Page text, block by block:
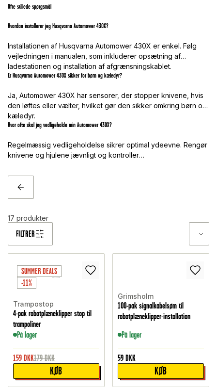
Ofte stillede spørgsmål
Hvordan installerer jeg Husqvarna Automower 430X?
Installationen af Husqvarna Automower 430X er enkel. Følg
vejledningen i manualen, som inkluderer opsætning af
ladestationen og installation af afgrænsningskablet.
Er Husqvarna Automower 430X sikker for børn og kæledyr?
Ja, Automower 430X har sensorer, der stopper knivene, hvis
den løftes eller vælter, hvilket gør den sikker omkring børn og
kæledyr.
Hvor ofte skal jeg vedligeholde min Automower 430X?
Regelmæssig vedligeholdelse sikrer optimal ydeevne. Rengør
knivene og hjulene jævnligt og kontroller
TILBAGE
FILTRER
17 produkter
SUMMER DEALS
-11%
Trampostop
4-pak robotplæneklipper stop til
trampoliner
På lager
159 DKK179 DKK
KØB
Grimsholm
100-pak signalkabelsøm til
robotplæneklipper-installation
På lager
59 DKK
KØB